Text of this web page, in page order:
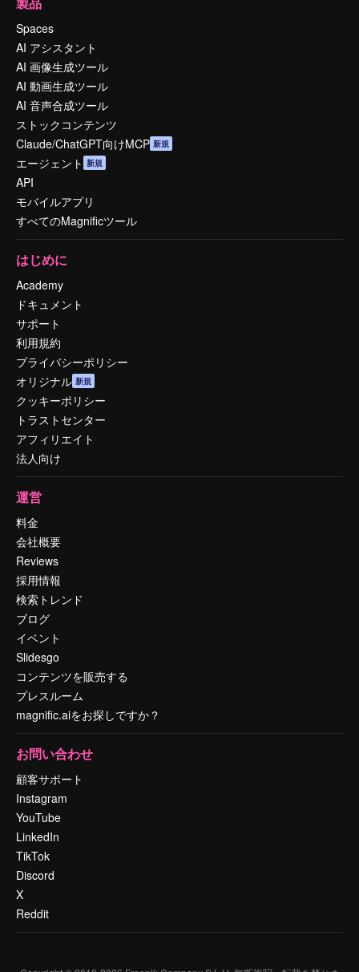
Spaces
AI アシスタント
AI 画像生成ツール
AI 動画生成ツール
AI 音声合成ツール
ストックコンテンツ
Claude/ChatGPT向けMCP 新規
エージェント 新規
API
モバイルアプリ
すべてのMagnificツール
はじめに
Academy
ドキュメント
サポート
利用規約
プライバシーポリシー
オリジナル 新規
クッキーポリシー
トラストセンター
アフィリエイト
法人向け
運営
料金
会社概要
Reviews
採用情報
検索トレンド
ブログ
イベント
Slidesgo
コンテンツを販売する
プレスルーム
magnific.aiをお探しですか？
お問い合わせ
顧客サポート
Instagram
YouTube
LinkedIn
TikTok
Discord
X
Reddit